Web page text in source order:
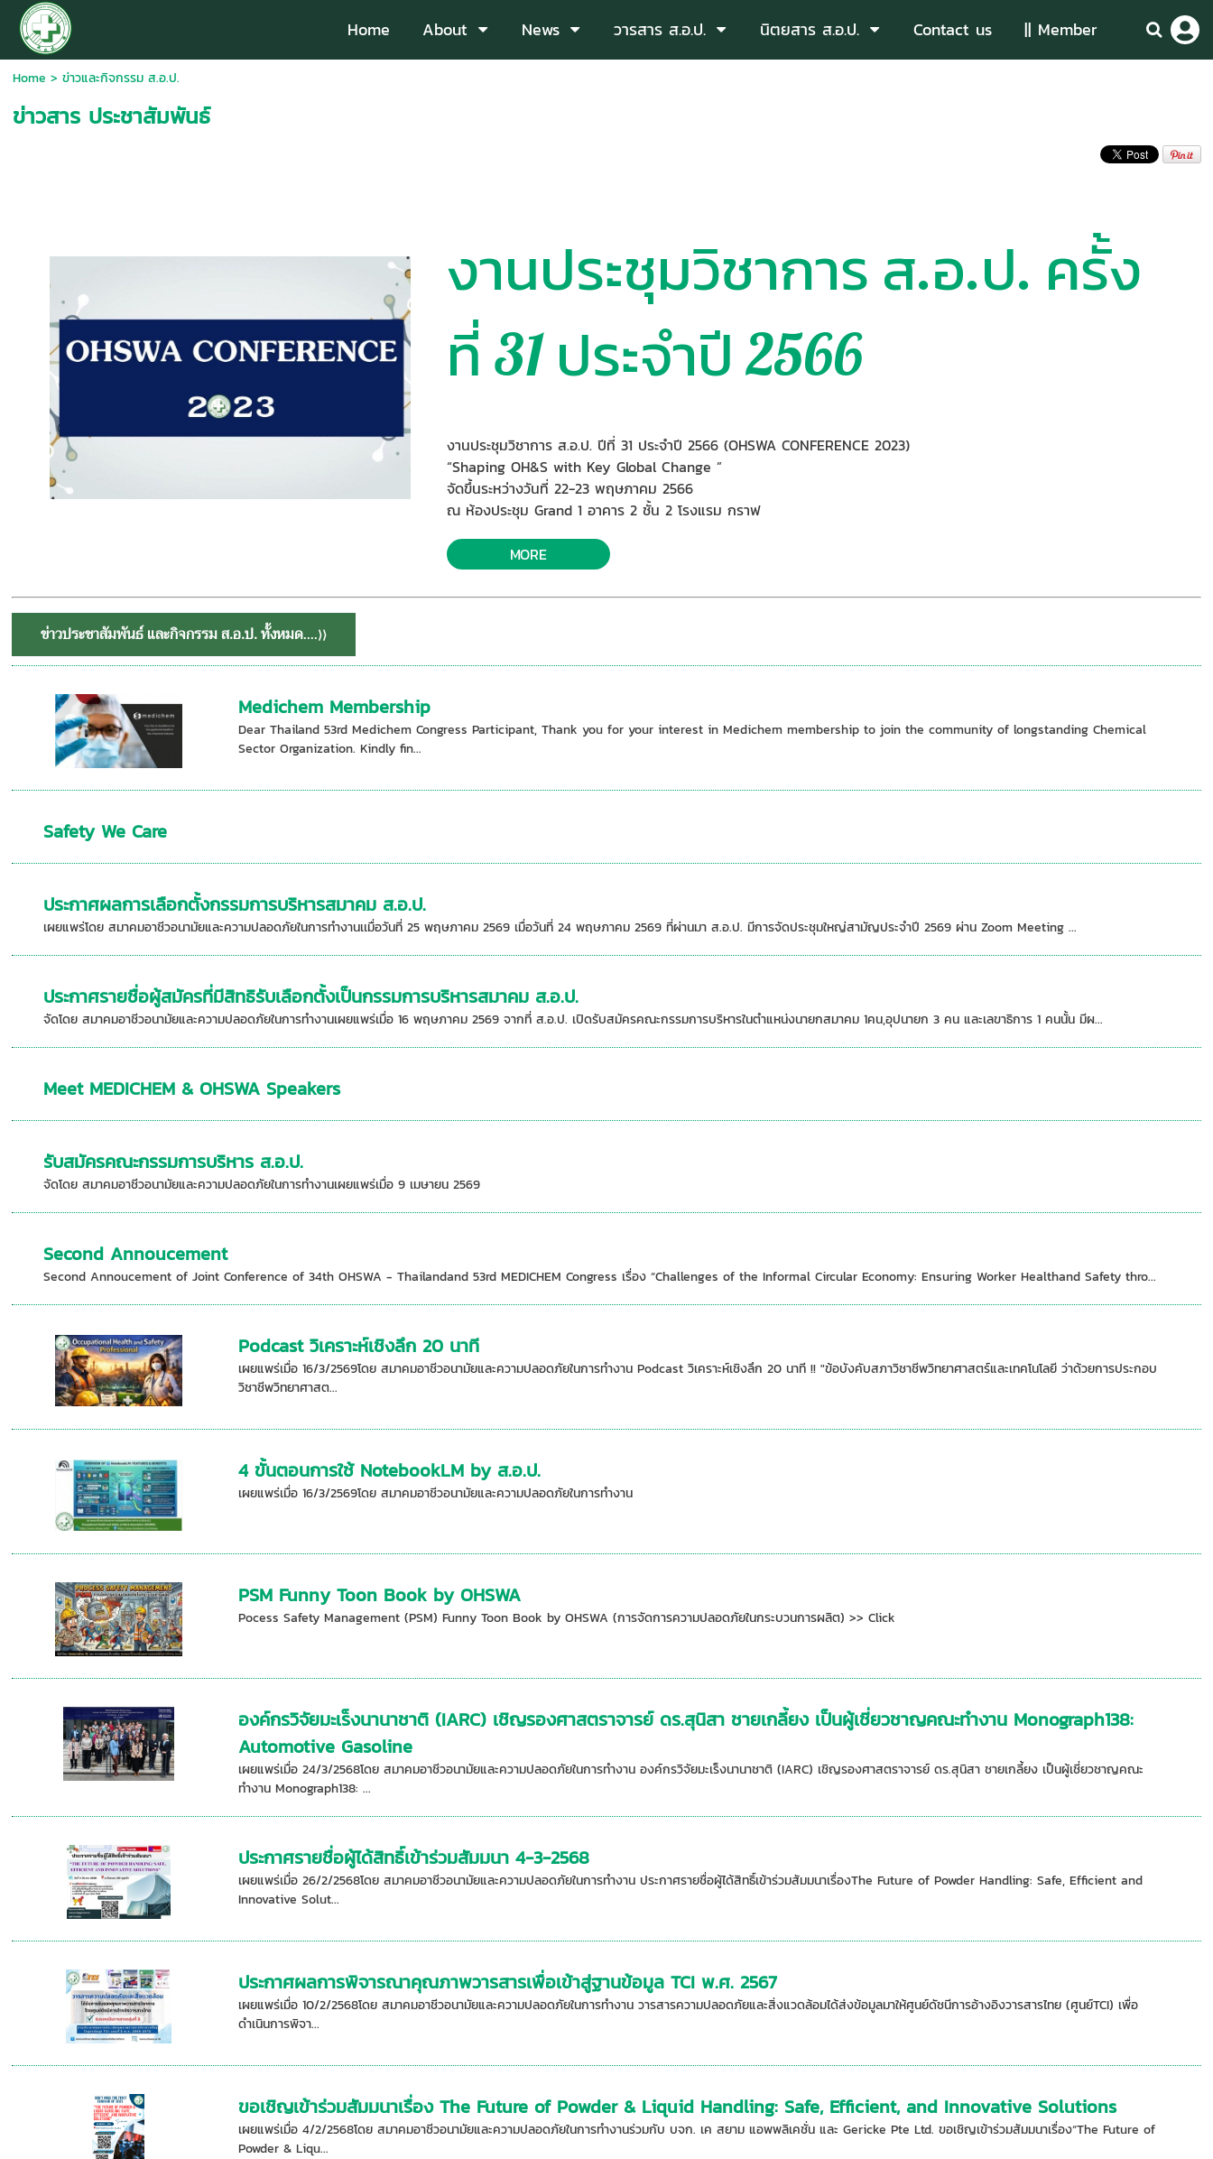
Home About News วารสาร ส.อ.ป. นิตยสาร ส.อ.ป. Contact us || Member
Home > ข่าวและกิจกรรม ส.อ.ป.
ข่าวสาร ประชาสัมพันธ์
งานประชุมวิชาการ ส.อ.ป. ครั้ง
ที่ 31 ประจำปี 2566
งานประชุมวิชาการ ส.อ.ป. ปีที่ 31 ประจำปี 2566 (OHSWA CONFERENCE 2023)
“Shaping OH&S with Key Global Change ”
จัดขึ้นระหว่างวันที่ 22-23 พฤษภาคม 2566
ณ ห้องประชุม Grand 1 อาคาร 2 ชั้น 2 โรงแรม กราฟ
MORE
ข่าวประชาสัมพันธ์ และกิจกรรม ส.อ.ป. ทั้งหมด....⟩⟩
Medichem Membership
Dear Thailand 53rd Medichem Congress Participant, Thank you for your interest in Medichem membership to join the community of longstanding Chemical
Sector Organization. Kindly fin...
Safety We Care
ประกาศผลการเลือกตั้งกรรมการบริหารสมาคม ส.อ.ป.
เผยแพร่โดย สมาคมอาชีวอนามัยและความปลอดภัยในการทำงานเเมื่อวันที่ 25 พฤษภาคม 2569 เมื่อวันที่ 24 พฤษภาคม 2569 ที่ผ่านมา ส.อ.ป. มีการจัดประชุมใหญ่สามัญประจำปี 2569 ผ่าน Zoom Meeting ...
ประกาศรายชื่อผู้สมัครที่มีสิทธิรับเลือกตั้งเป็นกรรมการบริหารสมาคม ส.อ.ป.
จัดโดย สมาคมอาชีวอนามัยและความปลอดภัยในการทำงานเผยแพร่เมื่อ 16 พฤษภาคม 2569 จากที่ ส.อ.ป. เปิดรับสมัครคณะกรรมการบริหารในตำแหน่งนายกสมาคม 1คน,อุปนายก 3 คน และเลขาธิการ 1 คนนั้น มีผ...
Meet MEDICHEM & OHSWA Speakers
รับสมัครคณะกรรมการบริหาร ส.อ.ป.
จัดโดย สมาคมอาชีวอนามัยและความปลอดภัยในการทำงานเผยแพร่เมื่อ 9 เมษายน 2569
Second Annoucement
Second Annoucement of Joint Conference of 34th OHSWA - Thailandand 53rd MEDICHEM Congress เรื่อง “Challenges of the Informal Circular Economy: Ensuring Worker Healthand Safety thro...
Podcast วิเคราะห์เชิงลึก 20 นาที
เผยแพร่เมื่อ 16/3/2569โดย สมาคมอาชีวอนามัยและความปลอดภัยในการทำงาน Podcast วิเคราะห์เชิงลึก 20 นาที !! "ข้อบังคับสภาวิชาชีพวิทยาศาสตร์และเทคโนโลยี ว่าด้วยการประกอบ
วิชาชีพวิทยาศาสต...
4 ขั้นตอนการใช้ NotebookLM by ส.อ.ป.
เผยแพร่เมื่อ 16/3/2569โดย สมาคมอาชีวอนามัยและความปลอดภัยในการทำงาน
PSM Funny Toon Book by OHSWA
Pocess Safety Management (PSM) Funny Toon Book by OHSWA (การจัดการความปลอดภัยในกระบวนการผลิต) >> Click
องค์กรวิจัยมะเร็งนานาชาติ (IARC) เชิญรองศาสตราจารย์ ดร.สุนิสา ชายเกลี้ยง เป็นผู้เชี่ยวชาญคณะทำงาน Monograph138:
Automotive Gasoline
เผยแพร่เมื่อ 24/3/2568โดย สมาคมอาชีวอนามัยและความปลอดภัยในการทำงาน องค์กรวิจัยมะเร็งนานาชาติ (IARC) เชิญรองศาสตราจารย์ ดร.สุนิสา ชายเกลี้ยง เป็นผู้เชี่ยวชาญคณะ
ทำงาน Monograph138: ...
ประกาศรายชื่อผู้ได้สิทธิ์เข้าร่วมสัมมนา 4-3-2568
เผยแพร่เมื่อ 26/2/2568โดย สมาคมอาชีวอนามัยและความปลอดภัยในการทำงาน ประกาศรายชื่อผู้ได้สิทธิ์เข้าร่วมสัมมนาเรื่องThe Future of Powder Handling: Safe, Efficient and
Innovative Solut...
ประกาศผลการพิจารณาคุณภาพวารสารเพื่อเข้าสู่ฐานข้อมูล TCI พ.ศ. 2567
เผยแพร่เมื่อ 10/2/2568โดย สมาคมอาชีวอนามัยและความปลอดภัยในการทำงาน วารสารความปลอดภัยและสิ่งแวดล้อมได้ส่งข้อมูลมาให้ศูนย์ดัชนีการอ้างอิงวารสารไทย (ศูนย์TCI) เพื่อ
ดำเนินการพิจา...
ขอเชิญเข้าร่วมสัมมนาเรื่อง The Future of Powder & Liquid Handling: Safe, Efficient, and Innovative Solutions
เผยแพร่เมื่อ 4/2/2568โดย สมาคมอาชีวอนามัยและความปลอดภัยในการทำงานร่วมกับ บจก. เค สยาม แอพพลิเคชั่น และ Gericke Pte Ltd. ขอเชิญเข้าร่วมสัมมนาเรื่อง“The Future of
Powder & Liqu...